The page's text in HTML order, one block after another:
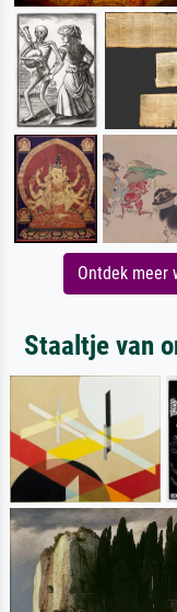
Ontdek meer
Staaltje van